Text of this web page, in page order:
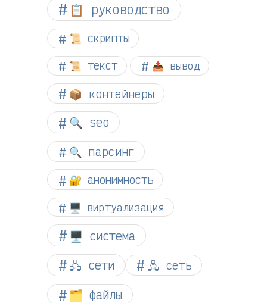
📋 руководство
📜 скрипты
📜 текст 📤 вывод
📦 контейнеры
🔍 seo
🔍 парсинг
🔐 анонимность
🖥️ виртуализация
🖥️ система
🖧 сети
🖧 сеть
🗂️ файлы